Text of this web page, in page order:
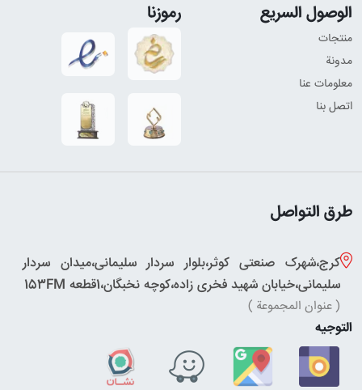
الوصول السريع
منتجات
مدونة
معلومات عنا
اتصل بنا
رموزنا
طرق التواصل
کرج،شهرک صنعتی کوثر،بلوار سردار سلیمانی،میدان سردار
سلیمانی،خیابان شهید فخری زاده،کوچه نخبگان،1قطعه 153FM
( عنوان المجموعة )
التوجيه